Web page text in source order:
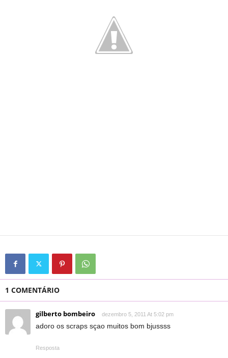
1 COMENTÁRIO
gilberto bombeiro dezembro 5, 2011 At 5:02 pm
adoro os scraps sçao muitos bom bjussss
Resposta